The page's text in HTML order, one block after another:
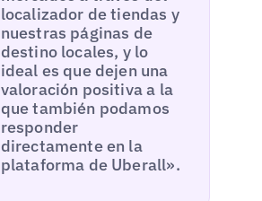
localizador de tiendas y
nuestras páginas de
destino locales, y lo
ideal es que dejen una
valoración positiva a la
que también podamos
responder
directamente en la
plataforma de Uberall».